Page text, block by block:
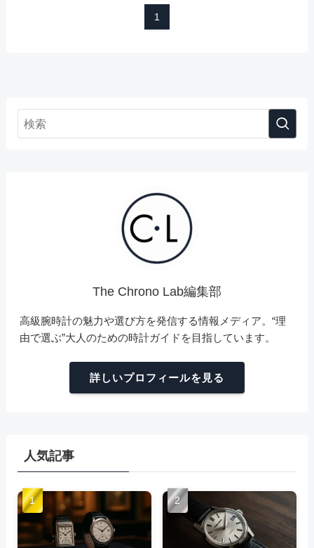
1
The Chrono Lab編集部
高級腕時計の魅力や選び方を発信する情報メディア。“理
由で選ぶ”大人のための時計ガイドを目指しています。
詳しいプロフィールを見る
人気記事